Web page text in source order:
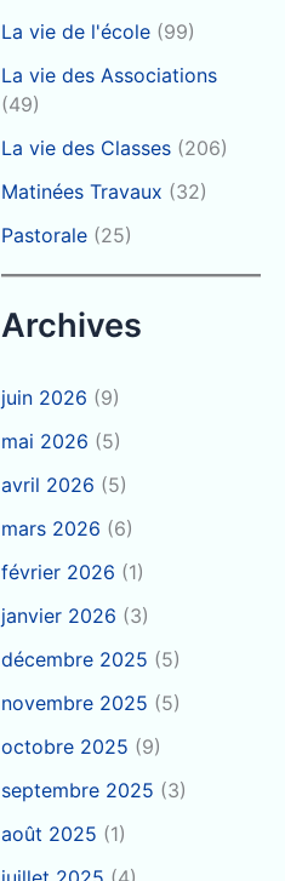
La vie de l'école (99)
La vie des Associations
(49)
La vie des Classes (206)
Matinées Travaux (32)
Pastorale (25)
Archives
juin 2026 (9)
mai 2026 (5)
avril 2026 (5)
mars 2026 (6)
février 2026 (1)
janvier 2026 (3)
décembre 2025 (5)
novembre 2025 (5)
octobre 2025 (9)
septembre 2025 (3)
août 2025 (1)